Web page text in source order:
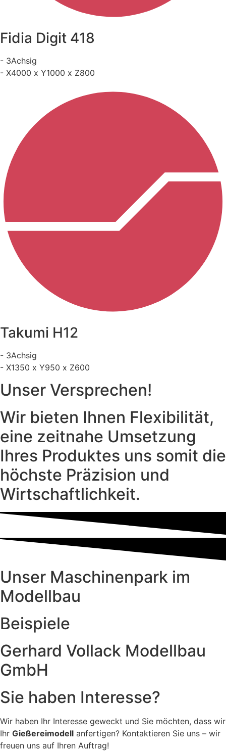
Fidia Digit 418
- 3Achsig
- X4000 x Y1000 x Z800
Takumi H12
- 3Achsig
- X1350 x Y950 x Z600
Unser Versprechen!
Wir bieten Ihnen Flexibilität,
eine zeitnahe Umsetzung
Ihres Produktes uns somit die
höchste Präzision und
Wirtschaftlichkeit.
Unser Maschinenpark im
Modellbau
Beispiele
Gerhard Vollack Modellbau
GmbH
Sie haben Interesse?
Wir haben Ihr Interesse geweckt und Sie möchten, dass wir
Ihr Gießereimodell anfertigen? Kontaktieren Sie uns – wir
freuen uns auf Ihren Auftrag!